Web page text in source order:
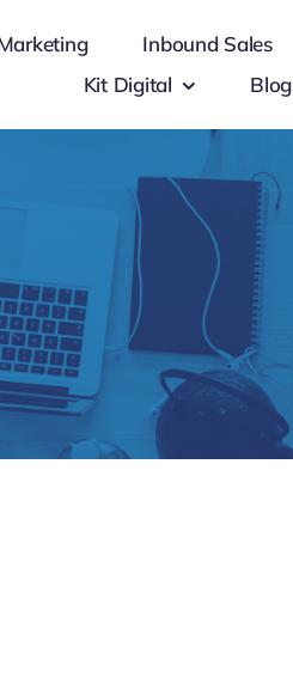
Inbound Sales
Kit Digital
Blog